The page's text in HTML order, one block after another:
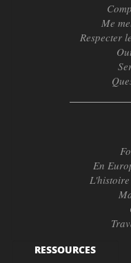
Me
Respecter
En
RESSOURCES